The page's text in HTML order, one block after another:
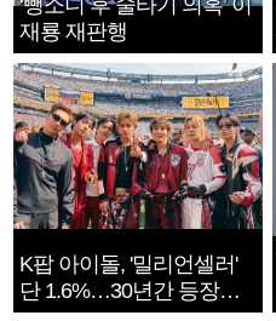
‘뺑소니 후 술타기 의혹’ 이
재룡 재판행
K팝 아이돌, '밀리언셀러'
단 1.6%…30년간 등장